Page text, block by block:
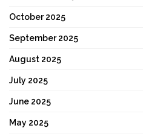
October 2025
September 2025
August 2025
July 2025
June 2025
May 2025